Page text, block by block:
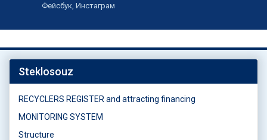
Фейсбук, Инстаграм
Steklosouz
RECYCLERS REGISTER and attracting financing
MONITORING SYSTEM
Structure